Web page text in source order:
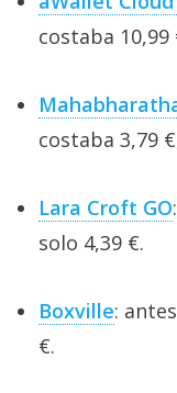
costaba 10,99
costaba 3,79
Lara Croft GO
solo 4,39 €.
Boxville:
€.